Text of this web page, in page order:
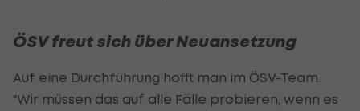
ÖSV freut sich über Neuansetzung
Auf eine Durchführung hofft man im ÖSV-Team.
"Wir müssen das auf alle Fälle probieren, wenn es